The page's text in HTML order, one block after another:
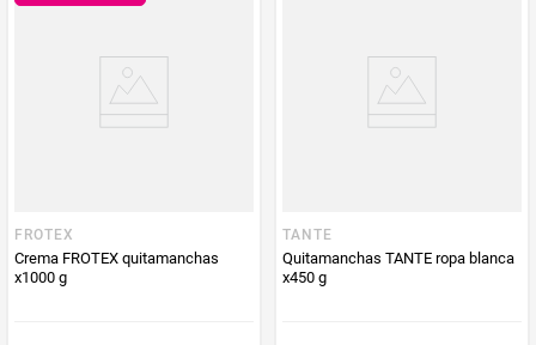
Peso Neto
PUM - Unidad
de Medida
FROTEX
Crema FROTEX quitamanchas
x1000 g
TANTE
Quitamanchas TANTE ropa blanca
x450 g